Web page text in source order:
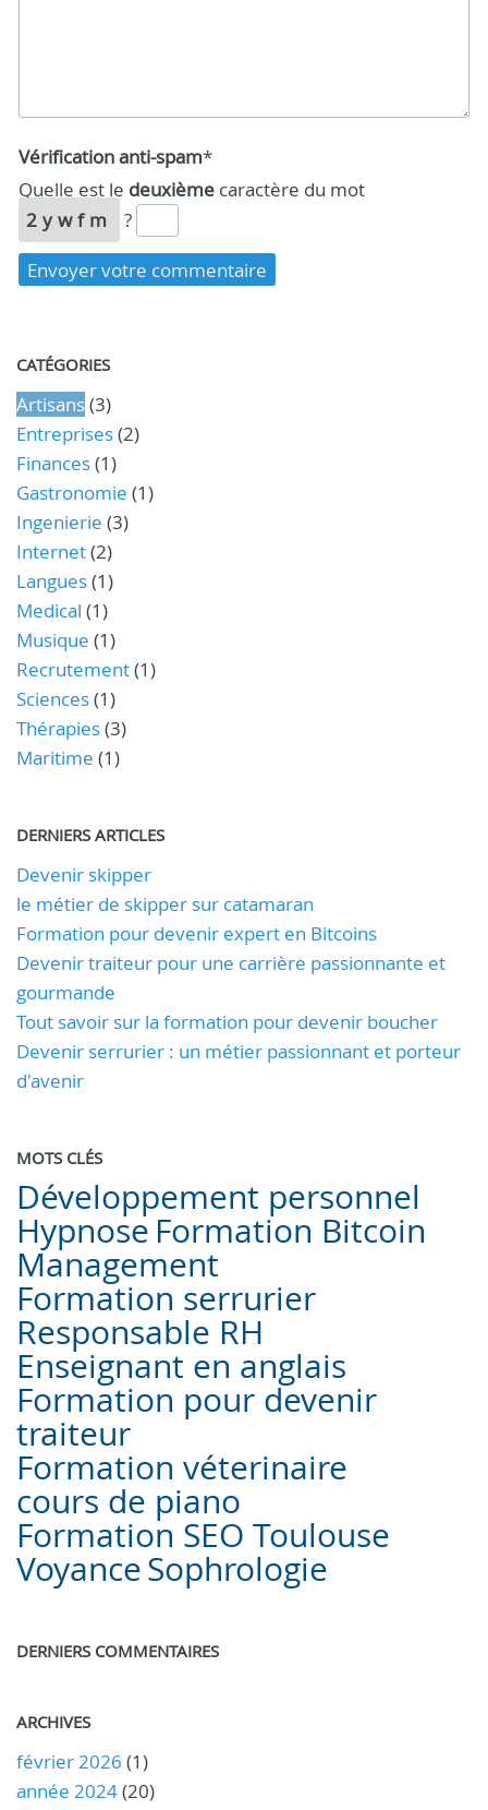
Vérification anti-spam*
Quelle est le deuxième caractère du mot
2ywfm
?
CATÉGORIES
Artisans(3)
Entreprises(2)
Finances(1)
Gastronomie (1)
Ingenierie (3)
Internet(2)
Langues(1)
Medical (1)
Musique (1)
Recrutement(1)
Sciences(1)
Thérapies(3)
Maritime (1)
DERNIERS ARTICLES
Devenir skipper
le métier de skipper sur catamaran
Formation pour devenir expert en Bitcoins
Devenir traiteur pour une carrière passionnante et
gourmande
Tout savoir sur la formation pour devenir boucher
Devenir serrurier : un métier passionnant et porteur
d'avenir
MOTS CLÉS
Développement personnel
Hypnose Formation Bitcoin
Management
Formation serrurier
Responsable RH
Enseignant en anglais
Formation pour devenir
traiteur
Formation véterinaire
cours de piano
Formation SEO Toulouse
VoyanceSophrologie
DERNIERS COMMENTAIRES
ARCHIVES
février 2026 (1)
année 2024(20)